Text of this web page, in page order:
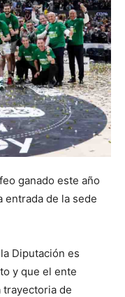
ganado este año
entrada de la sede
Diputación es
y que el ente
trayectoria de